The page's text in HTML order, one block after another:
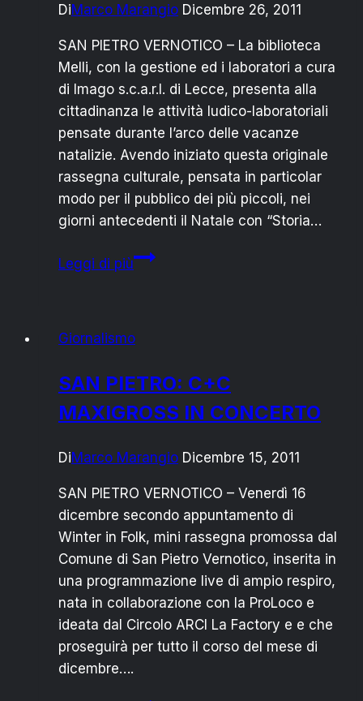
DiMarco Marangio Dicembre 26, 2011
SAN PIETRO VERNOTICO – La biblioteca
Melli, con la gestione ed i laboratori a cura
di Imago s.c.a.r.l. di Lecce, presenta alla
cittadinanza le attività ludico-laboratoriali
pensate durante l’arco delle vacanze
natalizie. Avendo iniziato questa originale
rassegna culturale, pensata in particolar
modo per il pubblico dei più piccoli, nei
giorni antecedenti il Natale con “Storia…
Leggi di piùNATALE
ECCO
PROGRAMMA
Giornalismo
SAN PIETRO: C+C
MAXIGROSS IN CONCERTO
DiMarco Marangio Dicembre 15, 2011
SAN PIETRO VERNOTICO – Venerdì 16
dicembre secondo appuntamento di
Winter in Folk, mini rassegna promossa dal
Comune di San Pietro Vernotico, inserita in
una programmazione live di ampio respiro,
nata in collaborazione con la ProLoco e
ideata dal Circolo ARCI La Factory e e che
proseguirà per tutto il corso del mese di
dicembre….